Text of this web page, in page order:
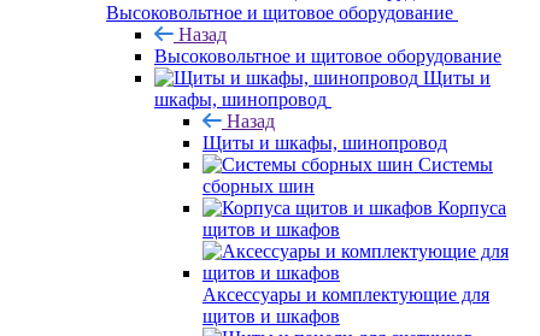
Высоковольтное и щитовое оборудование
Назад
Высоковольтное и щитовое оборудование
Щиты и
шкафы, шинопровод
Назад
Щиты и шкафы, шинопровод
Системы
сборных шин
Корпуса
щитов и шкафов
Аксессуары и комплектующие для
щитов и шкафов